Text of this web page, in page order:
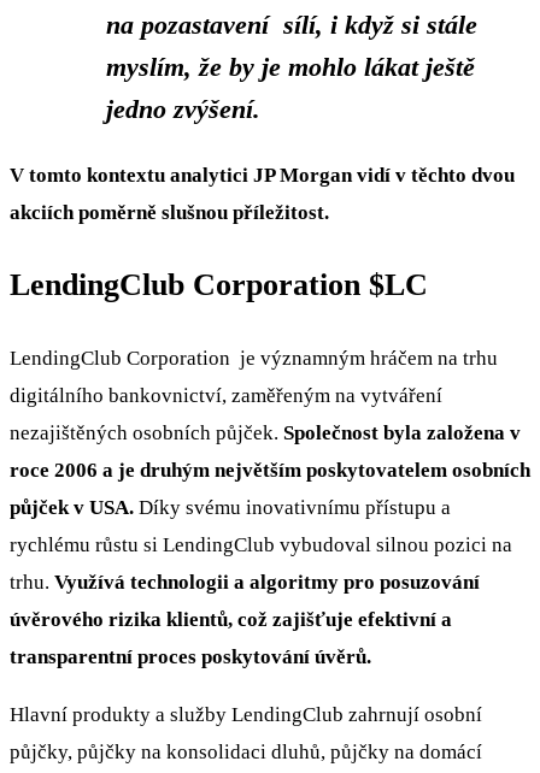
na pozastavení sílí, i když si stále
myslím, že by je mohlo lákat ještě
jedno zvýšení.
V tomto kontextu analytici JP Morgan vidí v těchto dvou
akciích poměrně slušnou příležitost.
LendingClub Corporation $LC
LendingClub Corporation je významným hráčem na trhu
digitálního bankovnictví, zaměřeným na vytváření
nezajištěných osobních půjček. Společnost byla založena v
roce 2006 a je druhým největším poskytovatelem osobních
půjček v USA. Díky svému inovativnímu přístupu a
rychlému růstu si LendingClub vybudoval silnou pozici na
trhu. Využívá technologii a algoritmy pro posuzování
úvěrového rizika klientů, což zajišťuje efektivní a
transparentní proces poskytování úvěrů.
Hlavní produkty a služby LendingClub zahrnují osobní
půjčky, půjčky na konsolidaci dluhů, půjčky na domácí